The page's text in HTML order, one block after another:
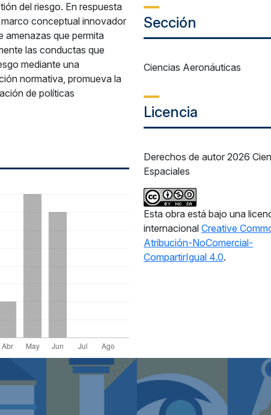
del riesgo. En respuesta
conceptual innovador
amenazas que permita
las conductas que
mediante una
normativa, promueva la
de políticas
Sección
Ciencias Aeronáuticas
Licencia
Derechos de autor 2026
Espaciales
Esta obra está bajo una
internacional Creative
Atribución-NoComercial-
CompartirIgual 4.0.